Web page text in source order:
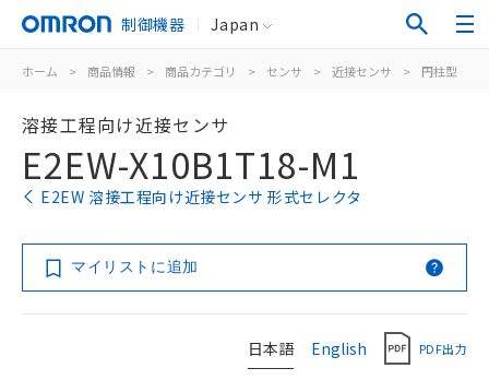
制御機器 Japan
ホーム > 商品情報 > 商品カテゴリ > センサ > 近接センサ > 円柱型
溶接工程向け近接センサ
E2EW-X10B1T18-M1
E2EW 溶接工程向け近接センサ 形式セレクタ
マイリストに追加
日本語 English PDF出力